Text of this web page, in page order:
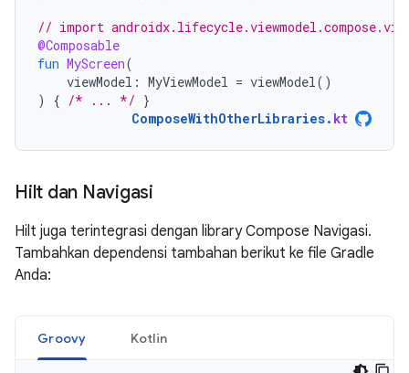
// import
@Composable
fun MyScreen(
viewModel : MyViewModel = viewModel()
)
{ /* ... */ }
ComposeWithOtherLibraries. kt
Hilt dan Navigasi
Hilt juga terintegrasi dengan library Compose Navigasi.
Tambahkan dependensi tambahan berikut ke file Gradle
Anda:
Groovy Kotlin